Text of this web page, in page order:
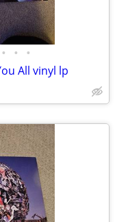
• • •
All vinyl lp